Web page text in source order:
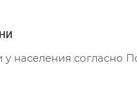
населения согласно